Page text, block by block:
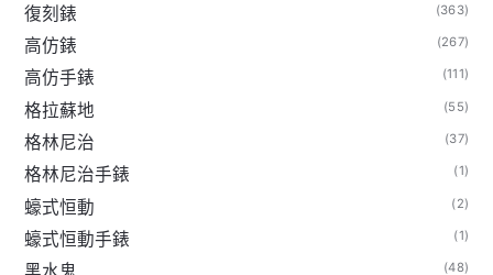
復刻錶 (363)
高仿錶 (267)
高仿手錶 (111)
格拉蘇地 (55)
格林尼治 (37)
格林尼治手錶 (1)
蠔式恒動 (2)
蠔式恒動手錶 (1)
(48)